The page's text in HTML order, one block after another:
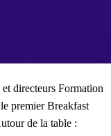
directeurs Formation
premier Breakfast
de la table :